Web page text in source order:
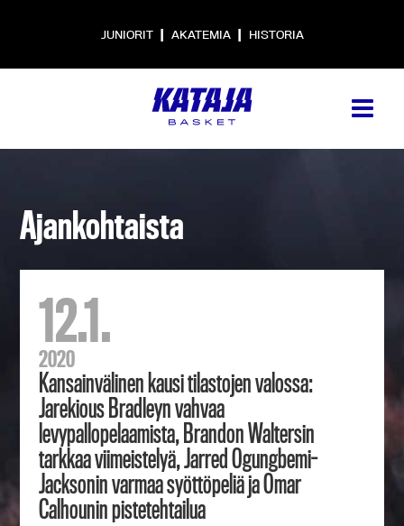
JUNIORIT | AKATEMIA | HISTORIA
Ajankohtaista
12.1.
2020
Kansainvälinen kausi tilastojen valossa:
Jarekious Bradleyn vahvaa
levypallopelaamista, Brandon Waltersin
tarkkaa viimeistelyä, Jarred Ogungbemi-
Jacksonin varmaa syöttöpeliä ja Omar
Calhounin pistetehtailua